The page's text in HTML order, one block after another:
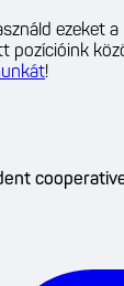
ezeket
pozícióink
!